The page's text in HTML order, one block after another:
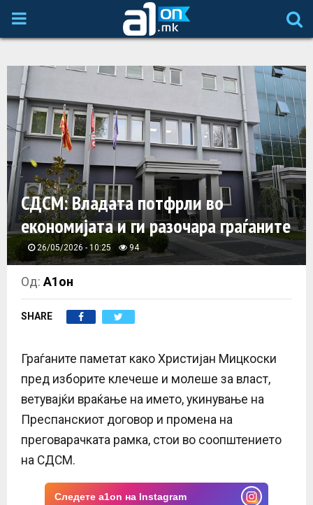
P
I
M
A
R
Y
M
E
N
U
СДСМ: Владата потфрли во
економијата и ги разочара граѓаните
26/05/2026 - 10:25 94
Од:А1он
SHARE
Граѓаните паметат како Христијан Мицкоски
пред изборите клечеше и молеше за власт,
ветувајќи враќање на името, укинување на
Преспанскиот договор и промена на
преговарачката рамка, стои во соопштението
на СДСМ.
Следете a1on на Instagram